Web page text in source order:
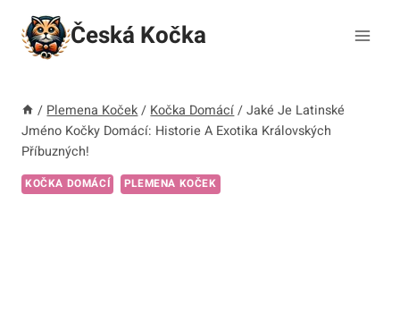
Přeskočit
obsah
Česká Kočka
/ Plemena Koček / Kočka Domácí / Jaké Je Latinské
Jméno Kočky Domácí: Historie A Exotika Královských
Příbuzných!
KOČKA DOMÁCÍ PLEMENA KOČEK